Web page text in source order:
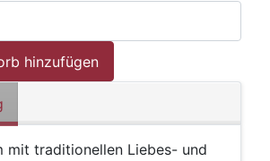
mit traditionellen Liebes- und